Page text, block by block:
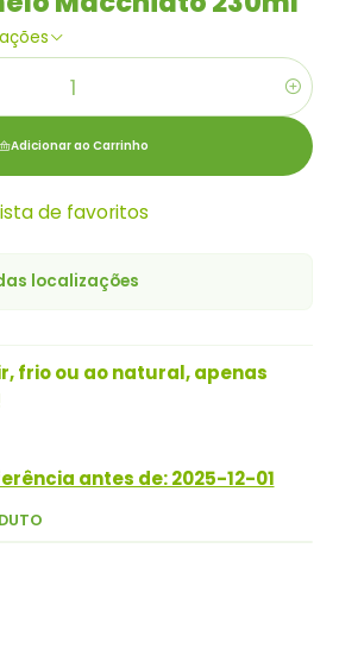
Adicionar ao Carrinho
de favoritos
localizações
frio ou ao natural, apenas
antes de: 2025-12-01